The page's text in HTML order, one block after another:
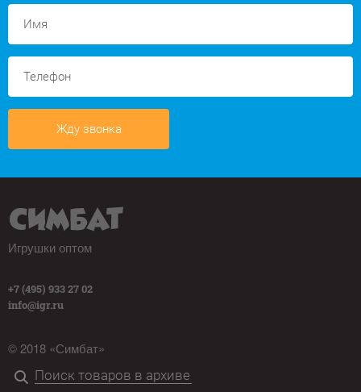
Жду звонка
Игрушки оптом
+7 (495) 933 27 02
info@igr.ru
© 2018 «Симбат»